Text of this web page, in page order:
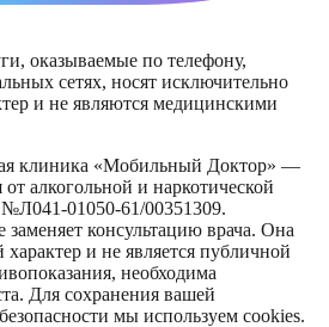
оказываемые по телефону,
сетях, носят исключительно
и не являются медицинскими
клиника «Мобильный Доктор» —
алкогольной и наркотической
№Л041-01050-61/00351309.
консультацию врача. Она
и не является публичной
необходима
Для сохранения вашей
мы используем cookies.